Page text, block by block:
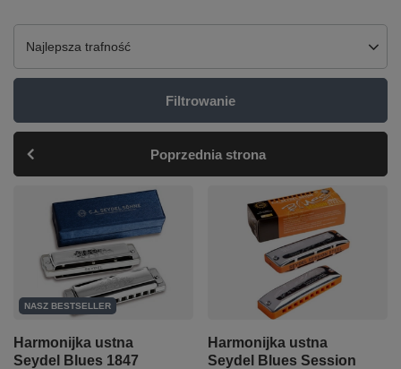
Zmień sortowanie
Najlepsza trafność
Filtrowanie
Poprzednia strona
NASZ BESTSELLER
Harmonijka ustna
Seydel Blues 1847
Harmonijka ustna
Seydel Blues Session